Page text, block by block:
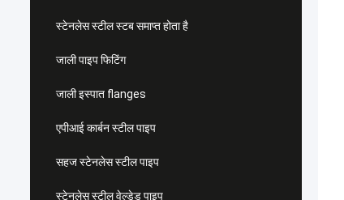
स्टेनलेस स्टील स्टब समाप्त होता है
जाली पाइप फिटिंग
जाली इस्पात flanges
एपीआई कार्बन स्टील पाइप
सहज स्टेनलेस स्टील पाइप
स्टेनलेस स्टील वेल्डेड पाइप